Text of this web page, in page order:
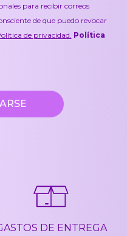
para recibir correos
de que puedo revocar
de privacidad. Política
DE ENTREGA